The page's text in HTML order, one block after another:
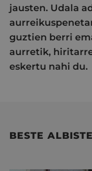
jausten. Udala
guztien berri
aurretik,
eskertu nahi du.
BESTE